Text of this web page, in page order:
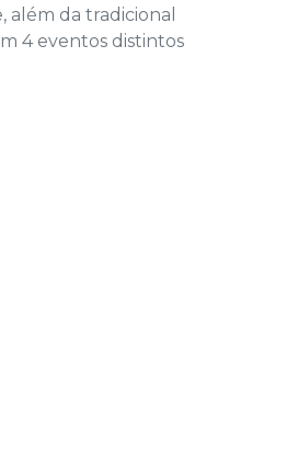
da tradicional
4 eventos distintos